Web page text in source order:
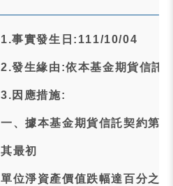
1.事實發生日:111/10/04
2.發生緣由:依本基金期貨信託
3.因應措施:
一、據本基金期貨信託契約第
其最初
單位淨資產價值跌幅達百分之